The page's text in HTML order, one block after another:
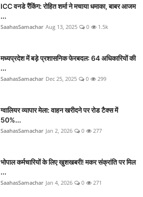
ICC वनडे रैंकिंग: रोहित शर्मा ने मचाया धमाका, बाबर आजम
...
SaahasSamachar Aug 13, 2025 0 1.5k
मध्यप्रदेश में बड़े प्रशासनिक फेरबदल: 64 अधिकारियों की
...
SaahasSamachar Dec 25, 2025 0 299
ग्वालियर व्यापार मेला: वाहन खरीदने पर रोड टैक्स में
50%...
SaahasSamachar Jan 2, 2026 0 277
भोपाल कर्मचारियों के लिए खुशखबरी! मकर संक्रांति पर मिल
...
SaahasSamachar Jan 4, 2026 0 271